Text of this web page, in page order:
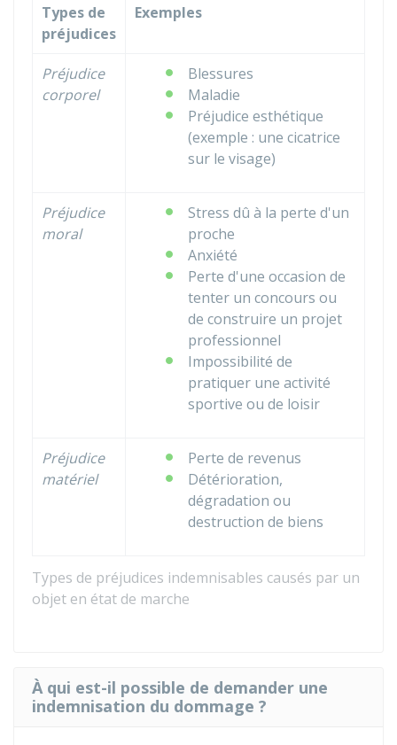
Types de préjudices indemnisables causés par un
objet en état de marche
Types de
préjudices
Exemples
Préjudice
corporel
Blessures
Maladie
Préjudice esthétique
(exemple : une cicatrice
sur le visage)
Préjudice
moral
Stress dû à la perte d'un
proche
Anxiété
Perte d'une occasion de
tenter un concours ou
de construire un projet
professionnel
Impossibilité de
pratiquer une activité
sportive ou de loisir
Préjudice
matériel
Perte de revenus
Détérioration,
dégradation ou
destruction de biens
À qui est-il possible de demander une
indemnisation du dommage ?